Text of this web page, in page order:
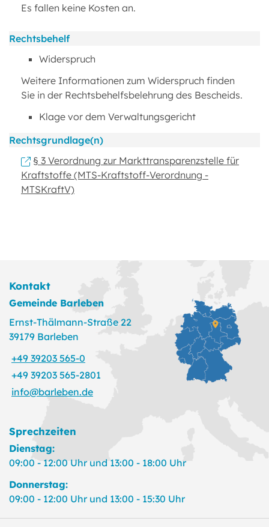
Es fallen keine Kosten an.
Rechtsbehelf
Widerspruch
Weitere Informationen zum Widerspruch finden
Sie in der Rechtsbehelfsbelehrung des Bescheids.
Klage vor dem Verwaltungsgericht
Rechtsgrundlage(n)
§ 3 Verordnung zur Markttransparenzstelle für
Kraftstoffe (MTS-Kraftstoff-Verordnung -
MTSKraftV)
Kontakt
Gemeinde Barleben
Ernst-Thälmann-Straße 22
39179 Barleben
+49 39203 565-0
+49 39203 565-2801
info@barleben.de
Sprechzeiten
Dienstag:
09:00 - 12:00 Uhr und 13:00 - 18:00 Uhr
Donnerstag:
09:00 - 12:00 Uhr und 13:00 - 15:30 Uhr